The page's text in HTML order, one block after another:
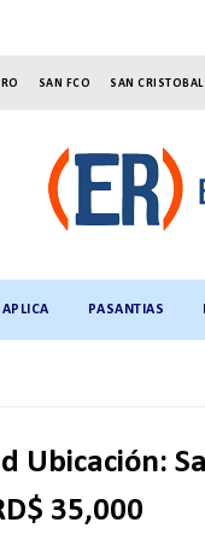
SAN FCO SAN CRISTOBAL
APLICA PASANTIAS
Ubicación:
35,000